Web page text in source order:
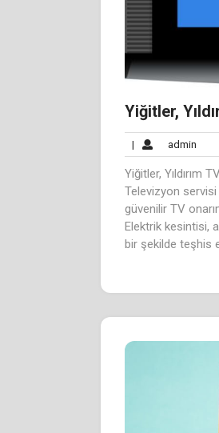
Yiğitler,
| admin
Yiğitler, Yıldırım
Televizyon servisi
güvenilir TV
Elektrik kesintisi,
bir şekilde teşhis